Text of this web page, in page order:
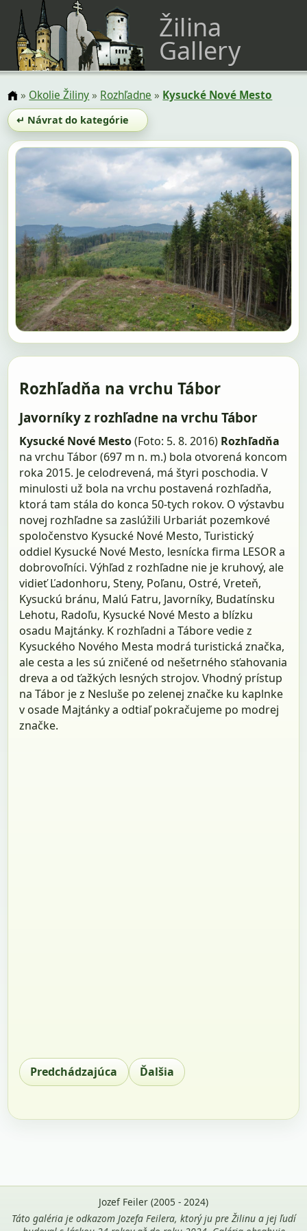
Žilina
Gallery
» Okolie Žiliny» Rozhľadne » Kysucké Nové Mesto
↵ Návrat do kategórie
Rozhľadňa na vrchu Tábor
Javorníky z rozhľadne na vrchu Tábor
Kysucké Nové Mesto(Foto: 5. 8. 2016) Rozhľadňa
na vrchu Tábor (697 m n. m.) bola otvorená koncom
roka 2015. Je celodrevená, má štyri poschodia. V
minulosti už bola na vrchu postavená rozhľadňa,
ktorá tam stála do konca 50-tych rokov. O výstavbu
novej rozhľadne sa zaslúžili Urbariát pozemkové
spoločenstvo Kysucké Nové Mesto, Turistický
oddiel Kysucké Nové Mesto, lesnícka firma LESOR a
dobrovoľníci. Výhľad z rozhľadne nie je kruhový, ale
vidieť Ľadonhoru, Steny, Poľanu, Ostré, Vreteň,
Kysuckú bránu, Malú Fatru, Javorníky, Budatínsku
Lehotu, Radoľu, Kysucké Nové Mesto a blízku
osadu Majtánky. K rozhľadni a Tábore vedie z
Kysuckého Nového Mesta modrá turistická značka,
ale cesta a les sú zničené od nešetrného sťahovania
dreva a od ťažkých lesných strojov. Vhodný prístup
na Tábor je z Nesluše po zelenej značke ku kaplnke
v osade Majtánky a odtiaľ pokračujeme po modrej
značke.
Predchádzajúca Ďalšia
Jozef Feiler (2005 - 2024)
Táto galéria je odkazom Jozefa Feilera, ktorý ju pre Žilinu a jej ľudí